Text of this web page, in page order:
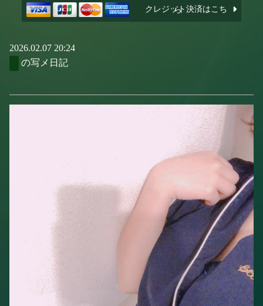
クレジット決済はこちら
2026.02.07 20:24
の写メ日記